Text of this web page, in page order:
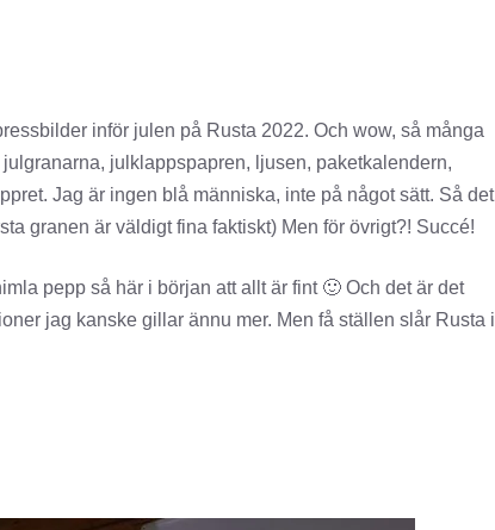
inför julen på Rusta 2022. Och wow, så många
julklappspapren, ljusen, paketkalendern,
Jag är ingen blå människa, inte på något sätt. Så det
granen är väldigt fina faktiskt) Men för övrigt?! Succé!
pepp så här i början att allt är fint 🙂 Och det är det
jag kanske gillar ännu mer. Men få ställen slår Rusta i